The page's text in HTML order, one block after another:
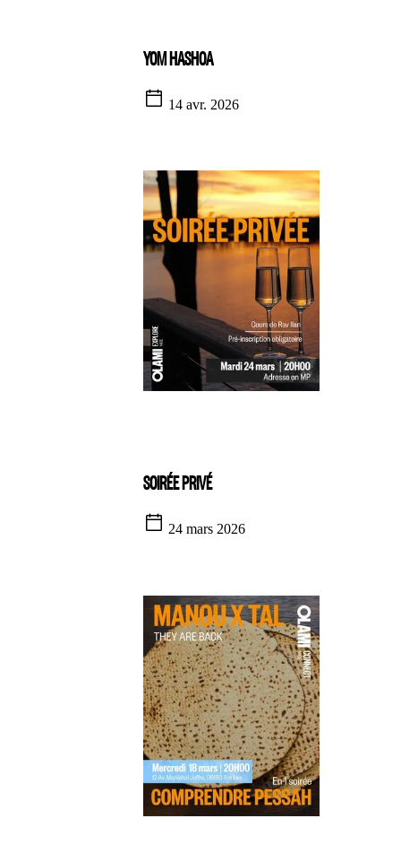
YOM HASHOA
14 avr. 2026
SOIRÉE PRIVÉ
24 mars 2026